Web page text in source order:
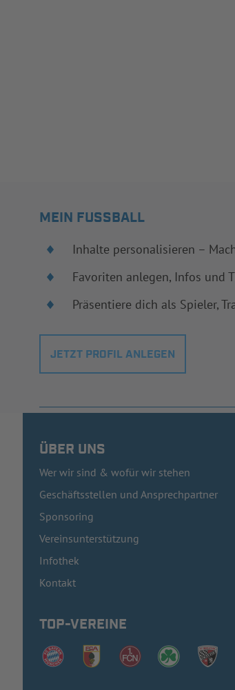
MEIN FUSSBALL
Inhalte personalisieren –
Favoriten anlegen, Infos und
Präsentiere dich als Spieler,
JETZT PROFIL ANLEGEN
ÜBER UNS
Wer wir sind & wofür wir stehen
Geschäftsstellen und Ansprechpartner
Sponsoring
Vereinsunterstützung
Infothek
Kontakt
TOP-VEREINE